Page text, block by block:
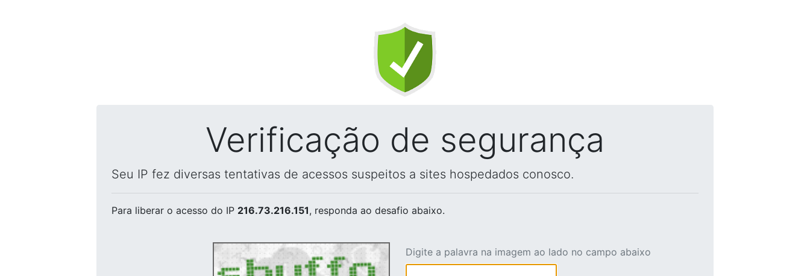
Verificação de segurança
Seu IP fez diversas tentativas de acessos suspeitos a sites hospedados conosco.
Para liberar o acesso do IP 216.73.216.151, responda ao desafio abaixo.
Digite a palavra na imagem ao lado no campo abaixo